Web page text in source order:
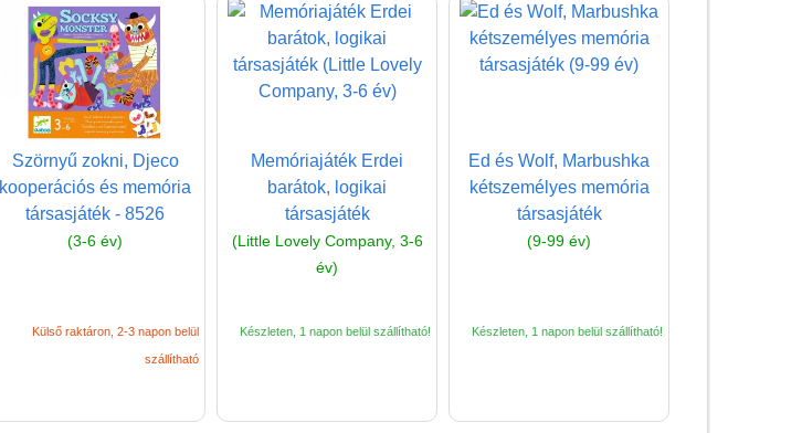
Szörnyű zokni, Djeco
kooperációs és memória
társasjáték - 8526
(3-6 év)
Külső raktáron, 2-3 napon belül
szállítható
Memóriajáték Erdei
barátok, logikai
társasjáték
(Little Lovely Company, 3-6
év)
Készleten, 1 napon belül szállítható!
Ed és Wolf, Marbushka
kétszemélyes memória
társasjáték
(9-99 év)
Készleten, 1 napon belül szállítható!
Játék rendelés - Az internetes
vásárlás előnyei
Reklamáció és Elállás